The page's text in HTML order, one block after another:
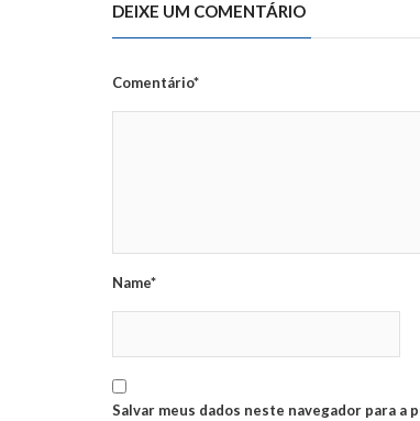
DEIXE UM COMENTÁRIO
Comentário*
Name*
Salvar meus dados neste navegador para a